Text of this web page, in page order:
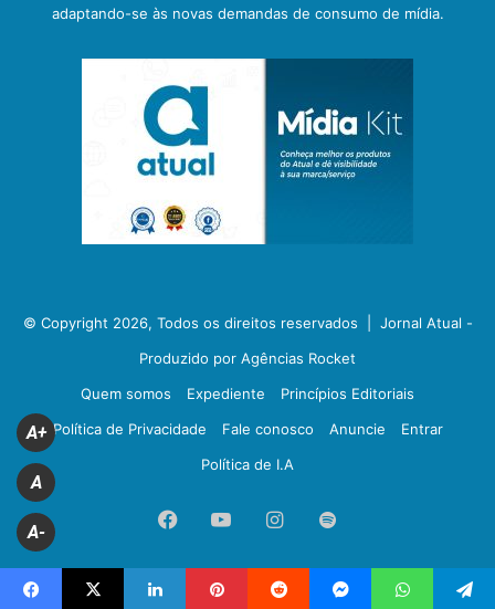
adaptando-se às novas demandas de consumo de mídia.
© Copyright 2026, Todos os direitos reservados | Jornal Atual -
Produzido por Agências Rocket
Quem somos
Expediente
Princípios Editoriais
Política de Privacidade
Fale conosco Anuncie
Entrar
Política de I.A
FacebookYouTubeInstagram
Spotify
A+
A
A-